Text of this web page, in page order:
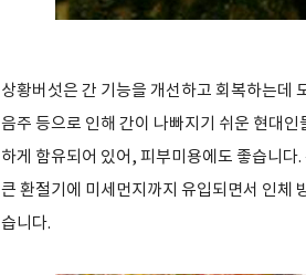
상황버섯은 간 기능을 개선하고 회복하는데
음주 등으로 인해 간이 나빠지기 쉬운 현대
하게 함유되어 있어, 피부미용에도 좋습니
큰 환절기에 미세먼지까지 유입되면서 인체
습니다.